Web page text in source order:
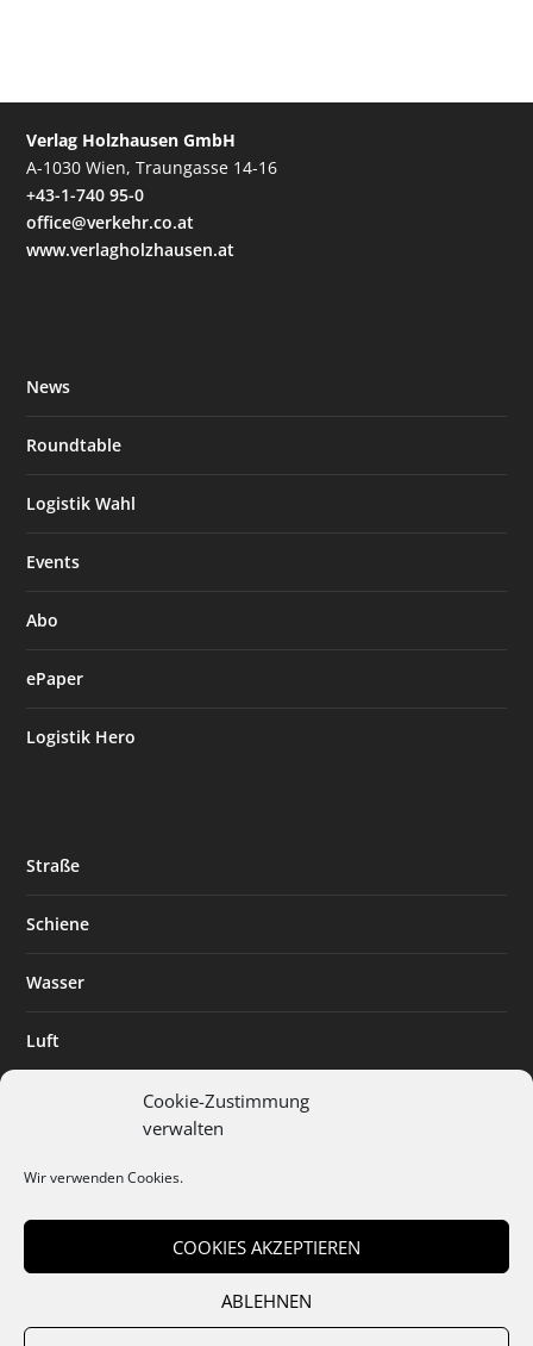
Cookie-Zustimmung
verwalten
Wir verwenden Cookies.
COOKIES AKZEPTIEREN
ABLEHNEN
Verlag Holzhausen GmbH
A-1030 Wien, Traungasse 14-16
+43-1-740 95-0
office@verkehr.co.at
www.verlagholzhausen.at
News
Roundtable
Logistik Wahl
Events
Abo
ePaper
Logistik Hero
Straße
Schiene
Wasser
Luft
Digitalisierung